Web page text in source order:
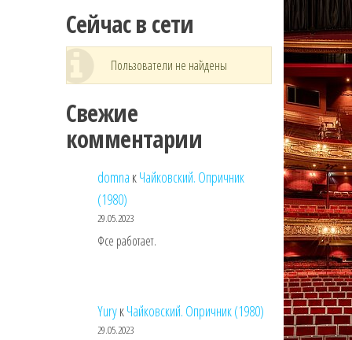
Сейчас в сети
Пользователи не найдены
Свежие
комментарии
domna кЧайковский. Опричник
(1980)
29.05.2023
Фсе работает.
YuryкЧайковский. Опричник (1980)
29.05.2023